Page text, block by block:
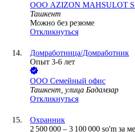
ООО AZIZON MAHSULOT
Ташкент
Можно без резюме
Откликнуться
Домработница/Домработник
Опыт 3-6 лет
ООО Семейный офис
Ташкент, улица Бадамзар
Откликнуться
Охранник
2 500 000 – 3 100 000 so'm за